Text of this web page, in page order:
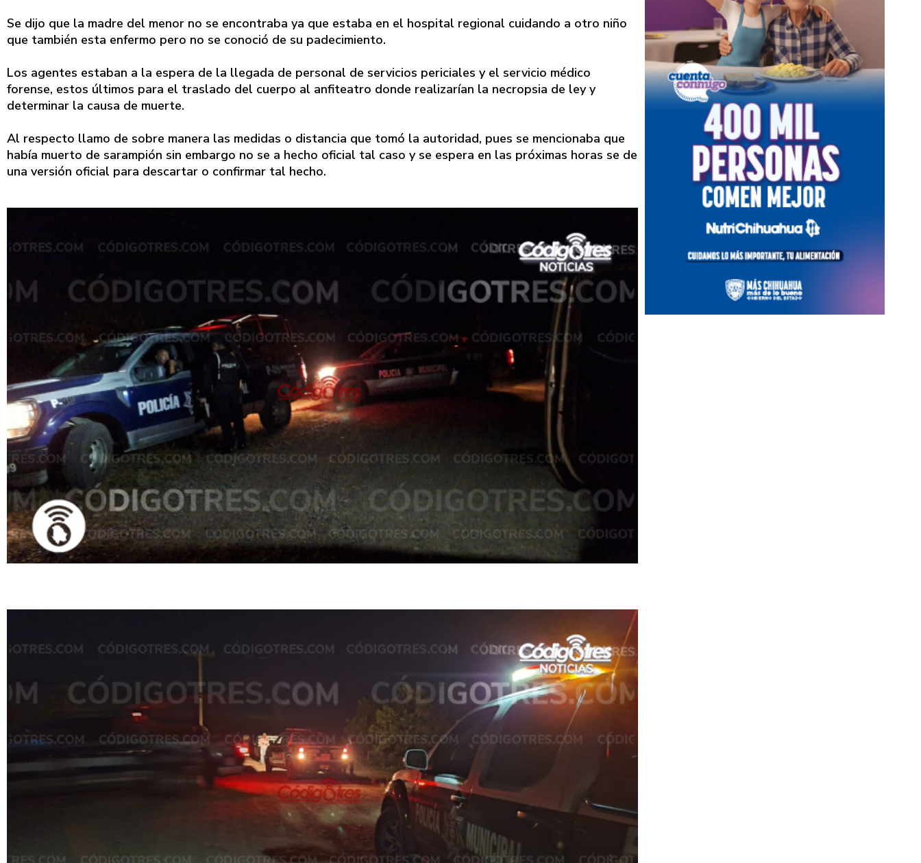
Se dijo que la madre del menor no se encontraba ya que estaba en el hospital regional cuidando a otro niño
que también esta enfermo pero no se conoció de su padecimiento.
Los agentes estaban a la espera de la llegada de personal de servicios periciales y el servicio médico
forense, estos últimos para el traslado del cuerpo al anfiteatro donde realizarían la necropsia de ley y
determinar la causa de muerte.
Al respecto llamo de sobre manera las medidas o distancia que tomó la autoridad, pues se mencionaba que
había muerto de sarampión sin embargo no se a hecho oficial tal caso y se espera en las próximas horas se de
una versión oficial para descartar o confirmar tal hecho.